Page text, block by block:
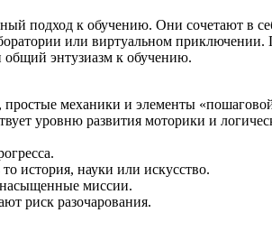
подход к обучению. Они сочетают в
или виртуальном
общий энтузиазм к обучению.
механики и элементы
уровню развития моторики и
история, науки или искусство.
насыщенные миссии.
риск разочарования.